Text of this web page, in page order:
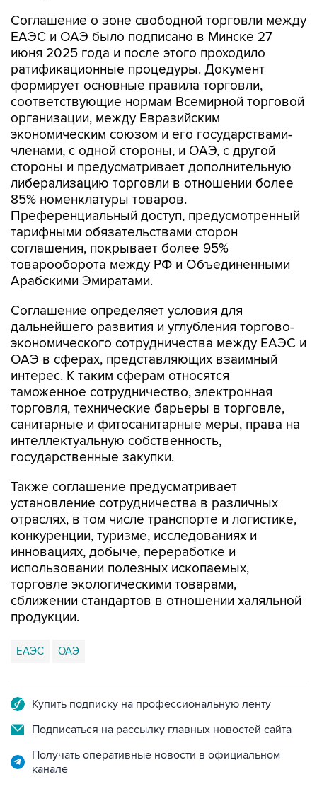
Соглашение о зоне свободной торговли между
ЕАЭС и ОАЭ было подписано в Минске 27
июня 2025 года и после этого проходило
ратификационные процедуры. Документ
формирует основные правила торговли,
соответствующие нормам Всемирной торговой
организации, между Евразийским
экономическим союзом и его государствами-
членами, с одной стороны, и ОАЭ, с другой
стороны и предусматривает дополнительную
либерализацию торговли в отношении более
85% номенклатуры товаров.
Преференциальный доступ, предусмотренный
тарифными обязательствами сторон
соглашения, покрывает более 95%
товарооборота между РФ и Объединенными
Арабскими Эмиратами.
Соглашение определяет условия для
дальнейшего развития и углубления торгово-
экономического сотрудничества между ЕАЭС и
ОАЭ в сферах, представляющих взаимный
интерес. К таким сферам относятся
таможенное сотрудничество, электронная
торговля, технические барьеры в торговле,
санитарные и фитосанитарные меры, права на
интеллектуальную собственность,
государственные закупки.
Также соглашение предусматривает
установление сотрудничества в различных
отраслях, в том числе транспорте и логистике,
конкуренции, туризме, исследованиях и
инновациях, добыче, переработке и
использовании полезных ископаемых,
торговле экологическими товарами,
сближении стандартов в отношении халяльной
продукции.
ЕАЭС ОАЭ
Купить подписку на профессиональную ленту
Подписаться на рассылку главных новостей сайта
Получать оперативные новости в официальном
канале